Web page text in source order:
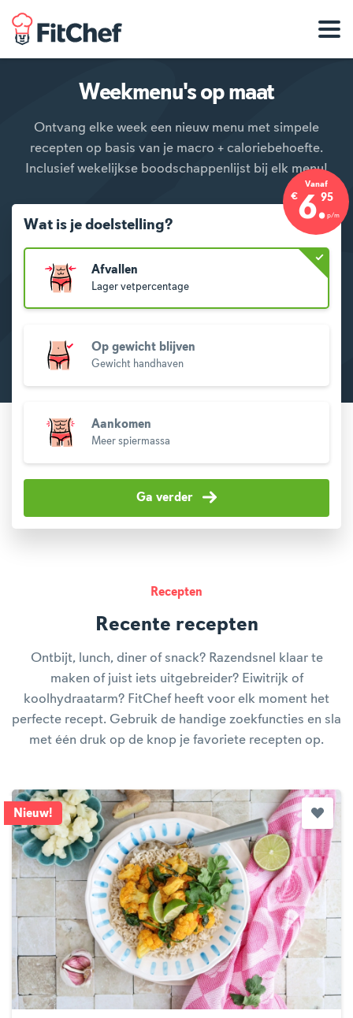
Weekmenu's op maat
Ontvang elke week een nieuw menu met simpele
recepten op basis van je macro + caloriebehoefte.
Inclusief wekelijkse boodschappenlijst bij elk menu!
Vanaf
€6.95
p/m
Wat is je doelstelling?
Afvallen
Lager vetpercentage
Op gewicht blijven
Gewicht handhaven
Aankomen
Meer spiermassa
Ga verder
Recepten
Recente recepten
Ontbijt, lunch, diner of snack? Razendsnel klaar te
maken of juist iets uitgebreider? Eiwitrijk of
koolhydraatarm? FitChef heeft voor elk moment het
perfecte recept. Gebruik de handige zoekfuncties en sla
met één druk op de knop je favoriete recepten op.
Nieuw!